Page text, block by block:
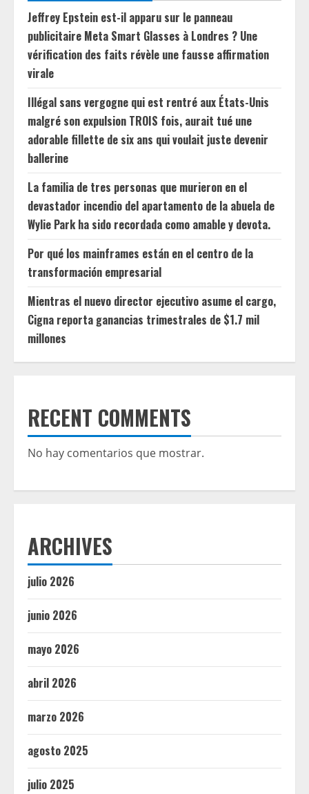
Jeffrey Epstein est-il apparu sur le panneau
publicitaire Meta Smart Glasses à Londres ? Une
vérification des faits révèle une fausse affirmation
virale
Illégal sans vergogne qui est rentré aux États-Unis
malgré son expulsion TROIS fois, aurait tué une
adorable fillette de six ans qui voulait juste devenir
ballerine
La familia de tres personas que murieron en el
devastador incendio del apartamento de la abuela de
Wylie Park ha sido recordada como amable y devota.
Por qué los mainframes están en el centro de la
transformación empresarial
Mientras el nuevo director ejecutivo asume el cargo,
Cigna reporta ganancias trimestrales de $1.7 mil
millones
RECENT COMMENTS
No hay comentarios que mostrar.
ARCHIVES
julio 2026
junio 2026
mayo 2026
abril 2026
marzo 2026
agosto 2025
julio 2025